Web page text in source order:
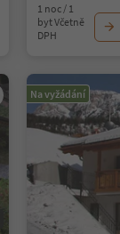
1 noc / 1
byt Včetně
DPH
Na vyžádání